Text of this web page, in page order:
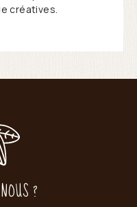
créatives.
?